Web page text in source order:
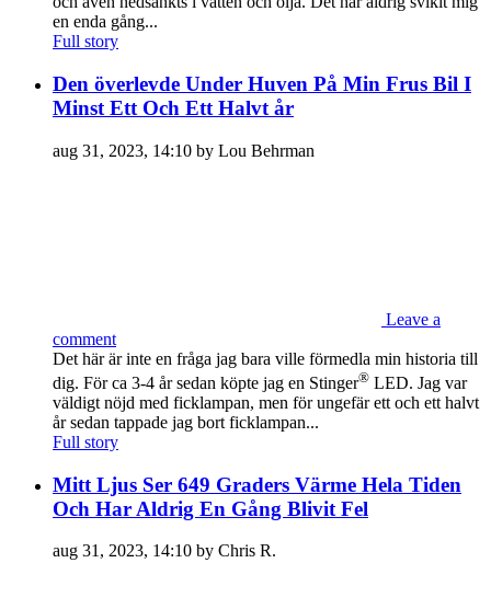
en enda gång...
Full story
Den överlevde Under Huven På Min Frus Bil I
Minst Ett Och Ett Halvt år
aug 31, 2023, 14:10 by Lou Behrman
Leave a
comment
Det här är inte en fråga jag bara ville förmedla min historia till
dig. För ca 3-4 år sedan köpte jag en Stinger® LED. Jag var
väldigt nöjd med ficklampan, men för ungefär ett och ett halvt
år sedan tappade jag bort ficklampan...
Full story
Mitt Ljus Ser 649 Graders Värme Hela Tiden
Och Har Aldrig En Gång Blivit Fel
aug 31, 2023, 14:10 by Chris R.